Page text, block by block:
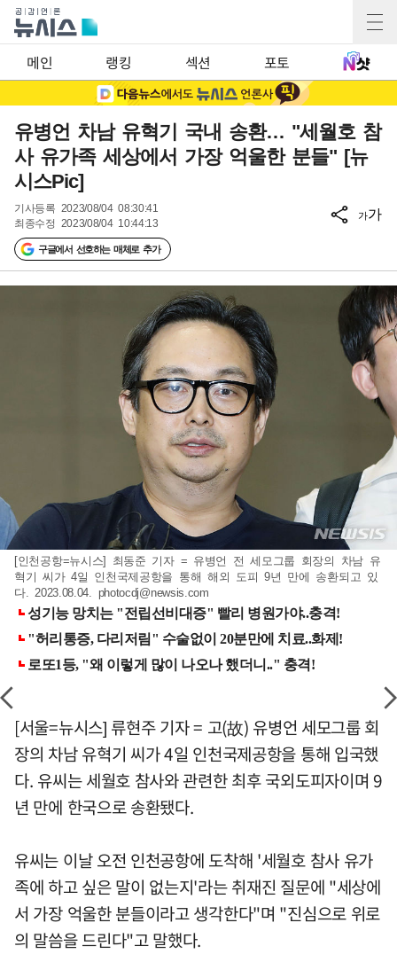
메인 랭킹 섹션 포토
유병언 차남 유혁기 국내 송환… "세월호 참
사 유가족 세상에서 가장 억울한 분들" [뉴
시스Pic]
기사등록 2023/08/04 08:30:41
최종수정 2023/08/04 10:44:13
구글에서 선호하는 매체로 추가
가가
[인천공항=뉴시스] 최동준 기자 = 유병언 전 세모그룹 회장의 차남 유
혁기 씨가 4일 인천국제공항을 통해 해외 도피 9년 만에 송환되고 있
다. 2023.08.04. photocdj@newsis.com
[서울=뉴시스] 류현주 기자 = 고(故) 유병언 세모그룹 회
장의 차남 유혁기 씨가 4일 인천국제공항을 통해 입국했
다. 유씨는 세월호 참사와 관련한 최후 국외도피자이며 9
년 만에 한국으로 송환됐다.
유씨는 이날 오전 인천공항에 도착해 '세월호 참사 유가
족에 하고 싶은 말이 없는지'라는 취재진 질문에 "세상에
서 가장 억울한 분들이라고 생각한다"며 "진심으로 위로
의 말씀을 드린다"고 말했다.